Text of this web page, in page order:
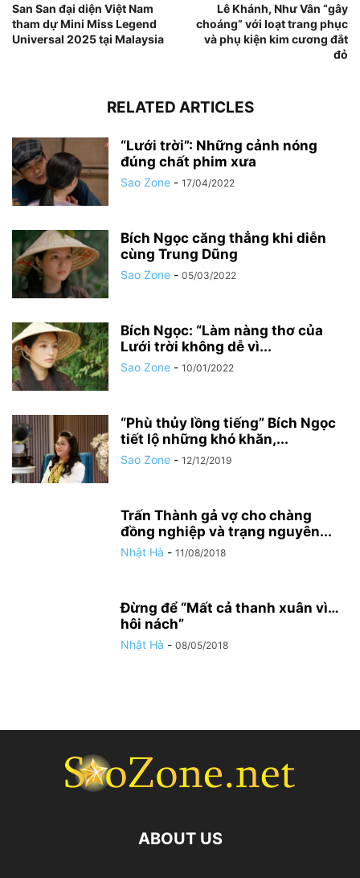
San San đại diện Việt Nam
tham dự Mini Miss Legend
Universal 2025 tại Malaysia
Lê Khánh, Như Vân “gây
choáng” với loạt trang phục
và phụ kiện kim cương đắt
đỏ
RELATED ARTICLES
“Lưới trời”: Những cảnh nóng
đúng chất phim xưa
Sao Zone - 17/04/2022
Bích Ngọc căng thẳng khi diễn
cùng Trung Dũng
Sao Zone - 05/03/2022
Bích Ngọc: “Làm nàng thơ của
Lưới trời không dễ vì...
Sao Zone - 10/01/2022
“Phù thủy lồng tiếng” Bích Ngọc
tiết lộ những khó khăn,...
Sao Zone - 12/12/2019
Trấn Thành gả vợ cho chàng
đồng nghiệp và trạng nguyên...
Nhật Hà - 11/08/2018
Đừng để “Mất cả thanh xuân vì…
hôi nách”
Nhật Hà - 08/05/2018
ABOUT US